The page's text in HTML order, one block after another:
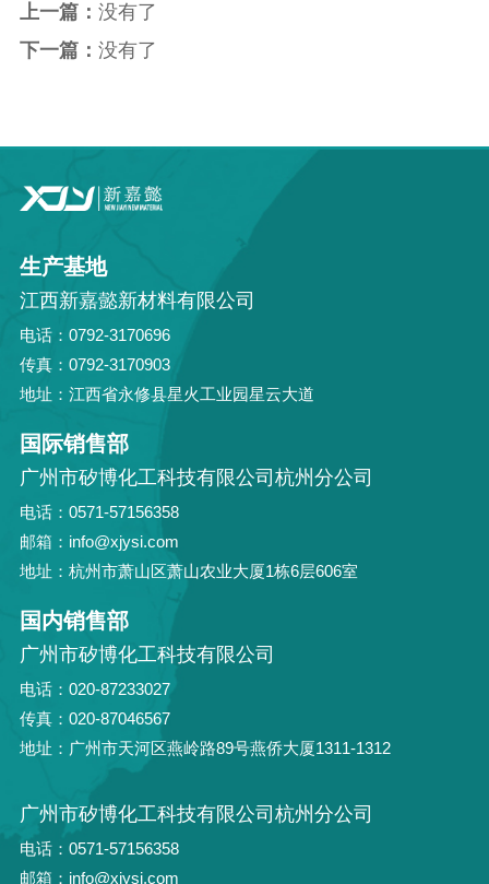
上一篇： 没有了
下一篇： 没有了
生产基地
江西新嘉懿新材料有限公司
电话：0792-3170696
传真：0792-3170903
地址：江西省永修县星火工业园星云大道
国际销售部
广州市矽博化工科技有限公司杭州分公司
电话：0571-57156358
邮箱：info@xjysi.com
地址：杭州市萧山区萧山农业大厦1栋6层606室
国内销售部
广州市矽博化工科技有限公司
电话：020-87233027
传真：020-87046567
地址：广州市天河区燕岭路89号燕侨大厦1311-1312
广州市矽博化工科技有限公司杭州分公司
电话：0571-57156358
邮箱：info@xjysi.com